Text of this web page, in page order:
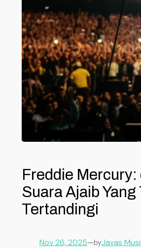
Freddie Mercury:
Suara Ajaib Yang
Tertandingi
Nov 26, 2025—byJavas